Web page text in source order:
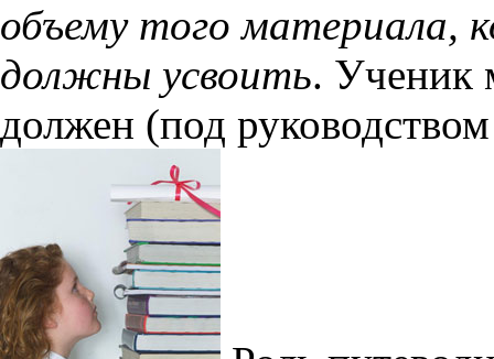
объему того материала,
должны усвоить. Ученик
должен (под